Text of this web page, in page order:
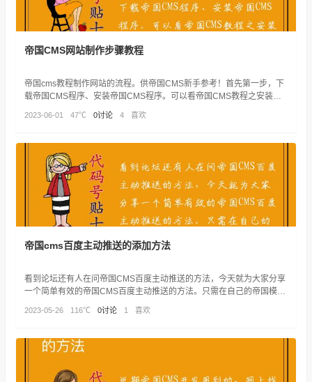
帝国CMS网站制作步骤教程
帝国cms教程制作网站的流程。供帝国CMS新手参考！首先第一步，下
载帝国CMS程序、安装帝国CMS程序。可以看帝国CMS教程之安装教
2023-06-01 47℃ 0讨论 4 喜欢
帝国cms百度主动推送的添加方法
看到论坛还有人在问帝国CMS百度主动推送的方法，今天就为大家分享
一个简单有效的帝国CMS百度主动推送的方法。只需在自己的帝国模板
2023-05-26 116℃ 0讨论 1 喜欢